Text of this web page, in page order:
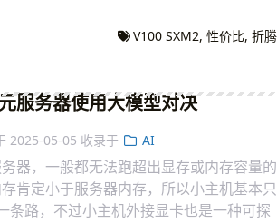
V100 SXM2 性价比 折腾
服务器使用大模型对决
2025-05-05 收录于 AI
器，一般都无法跑超出显存或内存容量的
肯定小于服务器内存，所以小主机基本只
条路，不过小主机外接显卡也是一种可探